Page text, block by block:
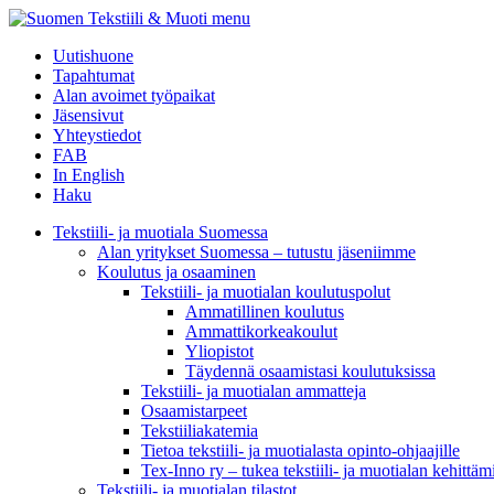
menu
Uutishuone
Tapahtumat
Alan avoimet työpaikat
Jäsensivut
Yhteystiedot
FAB
In English
Haku
Tekstiili- ja muotiala Suomessa
Alan yritykset Suomessa – tutustu jäseniimme
Koulutus ja osaaminen
Tekstiili- ja muotialan koulutuspolut
Ammatillinen koulutus
Ammattikorkeakoulut
Yliopistot
Täydennä osaamistasi koulutuksissa
Tekstiili- ja muotialan ammatteja
Osaamistarpeet
Tekstiiliakatemia
Tietoa tekstiili- ja muotialasta opinto-ohjaajille
Tex-Inno ry – tukea tekstiili- ja muotialan
Tekstiili- ja muotialan tilastot